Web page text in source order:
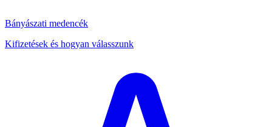
Bányászati medencék
Kifizetések és hogyan válasszunk